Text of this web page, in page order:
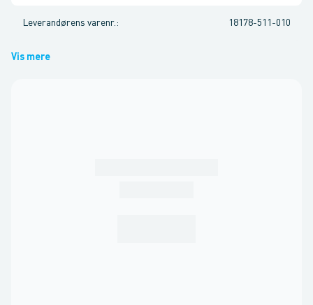
Leverandørens varenr. : 18178-511-010
Vis mere